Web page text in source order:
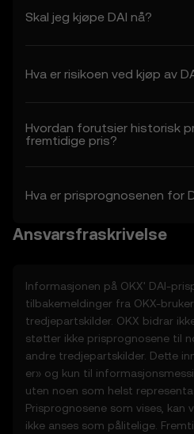
Skal jeg kjøpe DAI nå?
Hva er risikoen ved kjøp av
Hvordan forutsier historisk
fremtidige pris?
Hva er prisprognosenen for
Ansvarsfraskrivelse
Informasjonen på OKX' DAI-
tilbakemeldinger fra OKX-
tredjepartskilder. OKX bidrar
støtter ikke prisprognosene til
andre tredjepartskilder. Dette
er» og kun til
uten noen som helst
Prisprognosene som vises, kan
ikke anses som pålitelige.
transaksjoner med
skjønn. Endringer trer i
revidert» dato. Du er
2. Definisjoner
vilkårene samme
gjelder.
3.
3.1
på informasjonsbasis,
noen garantier.
3.2
• samlede eller utledede
tredjepartskilder